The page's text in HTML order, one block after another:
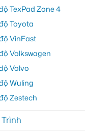
TexPad Zone 4
Toyota
VinFast
Volkswagen
Volvo
Wuling
Zestech